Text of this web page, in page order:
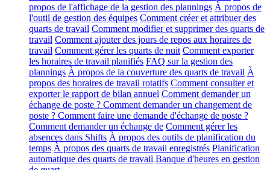
propos de l'affichage de la gestion des plannings À propos de
l'outil de gestion des équipes Comment créer et attribuer des
quarts de travail Comment modifier et supprimer des quarts de
travail Comment ajouter des jours de repos aux horaires de
travail Comment gérer les quarts de nuit Comment exporter
les horaires de travail planifiés FAQ sur la gestion des
plannings À propos de la couverture des quarts de travail À
propos des horaires de travail rotatifs Comment consulter et
exporter le rapport de bilan annuel Comment demander un
échange de poste ? Comment demander un changement de
poste ? Comment faire une demande d'échange de poste ?
Comment demander un échange de Comment gérer les
absences dans Shifts À propos des outils de planification du
temps À propos des quarts de travail enregistrés Planification
automatique des quarts de travail Banque d'heures en gestion